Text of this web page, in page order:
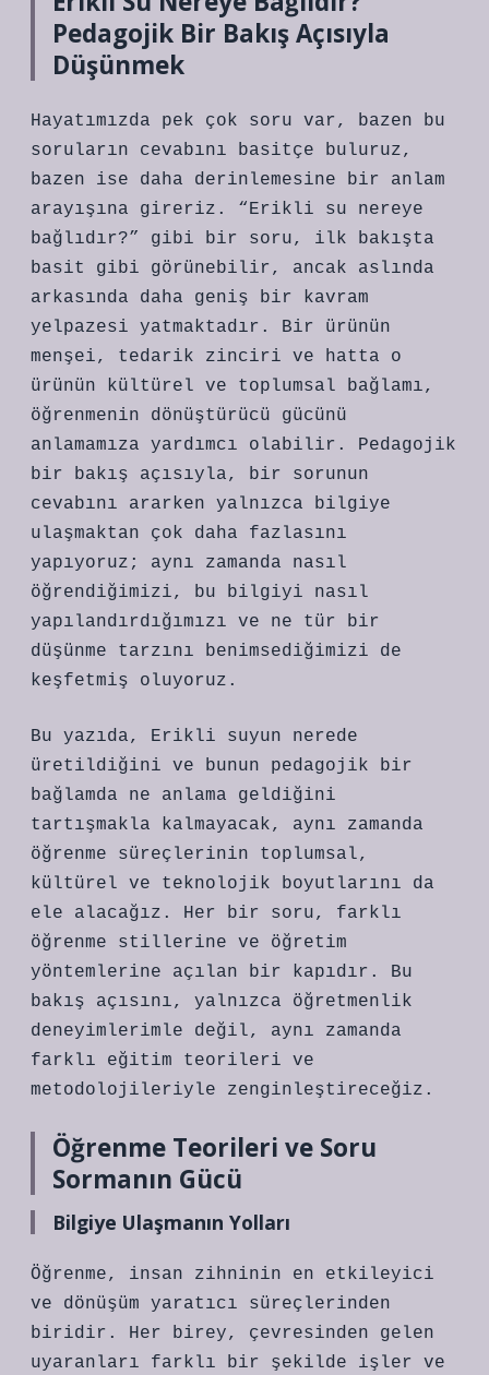
Pedagojik Bir Bakış Açısıyla
Düşünmek
Hayatımızda pek çok soru var, bazen bu
soruların cevabını basitçe buluruz,
bazen ise daha derinlemesine bir anlam
arayışına gireriz. “Erikli su nereye
bağlıdır?” gibi bir soru, ilk bakışta
basit gibi görünebilir, ancak aslında
arkasında daha geniş bir kavram
yelpazesi yatmaktadır. Bir ürünün
menşei, tedarik zinciri ve hatta o
ürünün kültürel ve toplumsal bağlamı,
öğrenmenin dönüştürücü gücünü
anlamamıza yardımcı olabilir. Pedagojik
bir bakış açısıyla, bir sorunun
cevabını ararken yalnızca bilgiye
ulaşmaktan çok daha fazlasını
yapıyoruz; aynı zamanda nasıl
öğrendiğimizi, bu bilgiyi nasıl
yapılandırdığımızı ve ne tür bir
düşünme tarzını benimsediğimizi de
keşfetmiş oluyoruz.
Bu yazıda, Erikli suyun nerede
üretildiğini ve bunun pedagojik bir
bağlamda ne anlama geldiğini
tartışmakla kalmayacak, aynı zamanda
öğrenme süreçlerinin toplumsal,
kültürel ve teknolojik boyutlarını da
ele alacağız. Her bir soru, farklı
öğrenme stillerine ve öğretim
yöntemlerine açılan bir kapıdır. Bu
bakış açısını, yalnızca öğretmenlik
deneyimlerimle değil, aynı zamanda
farklı eğitim teorileri ve
metodolojileriyle zenginleştireceğiz.
Öğrenme Teorileri ve Soru
Sormanın Gücü
Bilgiye Ulaşmanın Yolları
Öğrenme, insan zihninin en etkileyici
ve dönüşüm yaratıcı süreçlerinden
biridir. Her birey, çevresinden gelen
uyaranları farklı bir şekilde işler ve